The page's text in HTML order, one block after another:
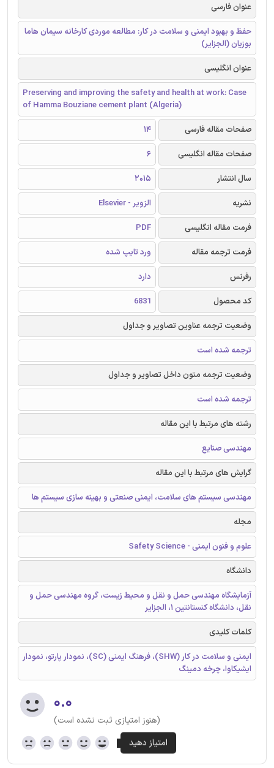
عنوان فارسی
حفظ و بهبود ایمنی و سلامت در کار: مطالعه موردی کارخانه سیمان هاما
بوزیان (الجزایر)
عنوان انگلیسی
Preserving and improving the safety and health at work: Case
of Hamma Bouziane cement plant (Algeria)
صفحات مقاله فارسی
14
صفحات مقاله انگلیسی
6
سال انتشار
2015
نشریه
الزویر - Elsevier
فرمت مقاله انگلیسی
PDF
فرمت ترجمه مقاله
ورد تایپ شده
رفرنس
دارد
کد محصول
6831
وضعیت ترجمه عناوین تصاویر و جداول
ترجمه شده است
وضعیت ترجمه متون داخل تصاویر و جداول
ترجمه شده است
رشته های مرتبط با این مقاله
مهندسی صنایع
گرایش های مرتبط با این مقاله
مهندسی سیستم های سلامت، ایمنی صنعتی و بهینه سازی سیستم ها
مجله
علوم و فنون ایمنی - Safety Science
دانشگاه
آزمایشگاه مهندسی حمل و نقل و محیط زیست، گروه مهندسی حمل و
نقل، دانشگاه کنستانتین 1، الجزایر
کلمات کلیدی
ایمنی و سلامت در کار (SHW)، فرهنگ ایمنی (SC)، نمودار پارتو، نمودار
ایشیکاوا، چرخه دمینگ
۰.۰
(هنوز امتیازی ثبت نشده است)